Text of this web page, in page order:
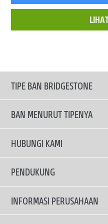
TIPE BAN BRIDGESTONE
TRUCKS & BUSES TYRES
BAN MENURUT TIPENYA
Ban ENLITEN
Ban Performa
Ban Touring
HUBUNGI KAMI
Email Kami
PENDUKUNG
Privacy Policy
Terms Of Use
INFORMASI PERUSAHAAN